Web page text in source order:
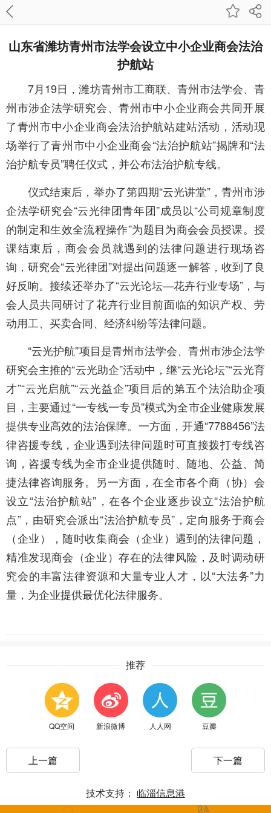
山东省潍坊青州市法学会设立中小企业商会法治
护航站
7月19日，潍坊青州市工商联、青州市法学会、青
州市涉企法学研究会、青州市中小企业商会共同开展
了青州市中小企业商会法治护航站建站活动，活动现
场举行了青州市中小企业商会“法治护航站”揭牌和“法
治护航专员”聘任仪式，并公布法治护航专线。
仪式结束后，举办了第四期“云光讲堂”，青州市涉
企法学研究会“云光律团青年团”成员以“公司规章制度
的制定和生效全流程操作”为题目为商会会员授课。授
课结束后，商会会员就遇到的法律问题进行现场咨
询，研究会“云光律团”对提出问题逐一解答，收到了良
好反响。接续还举办了“云光论坛—花卉行业专场”，与
会人员共同研讨了花卉行业目前面临的知识产权、劳
动用工、买卖合同、经济纠纷等法律问题。
“云光护航”项目是青州市法学会、青州市涉企法学
研究会主推的“云光助企”活动中，继“云光论坛”“云光育
才”“云光启航”“云光益企”项目后的第五个法治助企项
目，主要通过“一专线一专员”模式为全市企业健康发展
提供专业高效的法治保障。一方面，开通“7788456”法
律咨援专线，企业遇到法律问题时可直接拨打专线咨
询，咨援专线为全市企业提供随时、随地、公益、简
捷法律咨询服务。另一方面，在全市各个商（协）会
设立“法治护航站”，在各个企业逐步设立“法治护航
点”，由研究会派出“法治护航专员”，定向服务于商会
（企业），随时收集商会（企业）遇到的法律问题，
精准发现商会（企业）存在的法律风险，及时调动研
究会的丰富法律资源和大量专业人才，以“大法务”力
量，为企业提供最优化法律服务。
推荐
QQ空间 新浪微博 人人网 豆瓣
上一篇 下一篇
技术支持： 临淄信息港